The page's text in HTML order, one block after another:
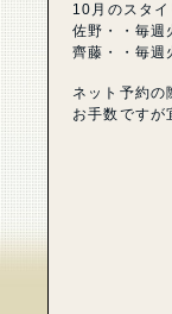
10月のスタ
佐野・・毎
齊藤・・毎
ネット予約の
お手数ですが